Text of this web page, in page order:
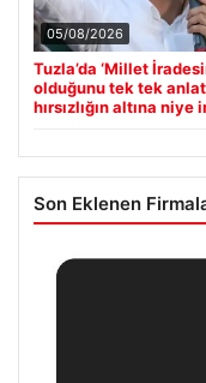
05/08/2026
Tuzla’da ‘Millet
olduğunu tek tek
hırsızlığın altına niye
Son Eklenen